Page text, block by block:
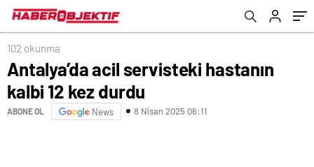
102 okunma
Antalya’da acil servisteki hastanın
kalbi 12 kez durdu
ABONE OL News 8 Nisan 2025 06:11